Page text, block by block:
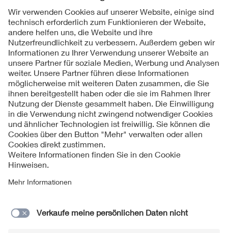
|Objekt Januar 2017| - |Objekt November 2016|
Zurück zum Historischen Archiv
Folgen Sie uns
Datenschutzinformationen